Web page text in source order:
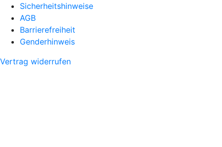
Sicherheitshinweise
AGB
Barrierefreiheit
Genderhinweis
Vertrag widerrufen